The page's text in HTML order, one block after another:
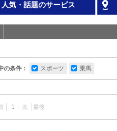
人気・話題のサービス
の条件： スポーツ 乗馬
1 次 最後